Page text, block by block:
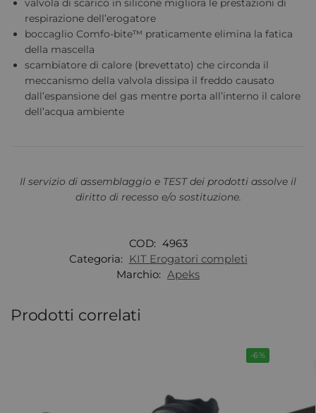
valvola di scarico in silicone migliora le prestazioni di
respirazione dell’erogatore
boccaglio Comfo-bite™ praticamente elimina la fatica
della mascella
scambiatore di calore (brevettato) che circonda il
meccanismo della valvola dissipa il freddo causato
dall’espansione del gas mentre porta all’interno il calore
dell’acqua ambiente
Il servizio di assemblaggio e TEST dei prodotti assolve il
diritto di recesso e/o sostituzione.
COD: 4963
Categoria: KIT Erogatori completi
Marchio: Apeks
Prodotti correlati
-6%